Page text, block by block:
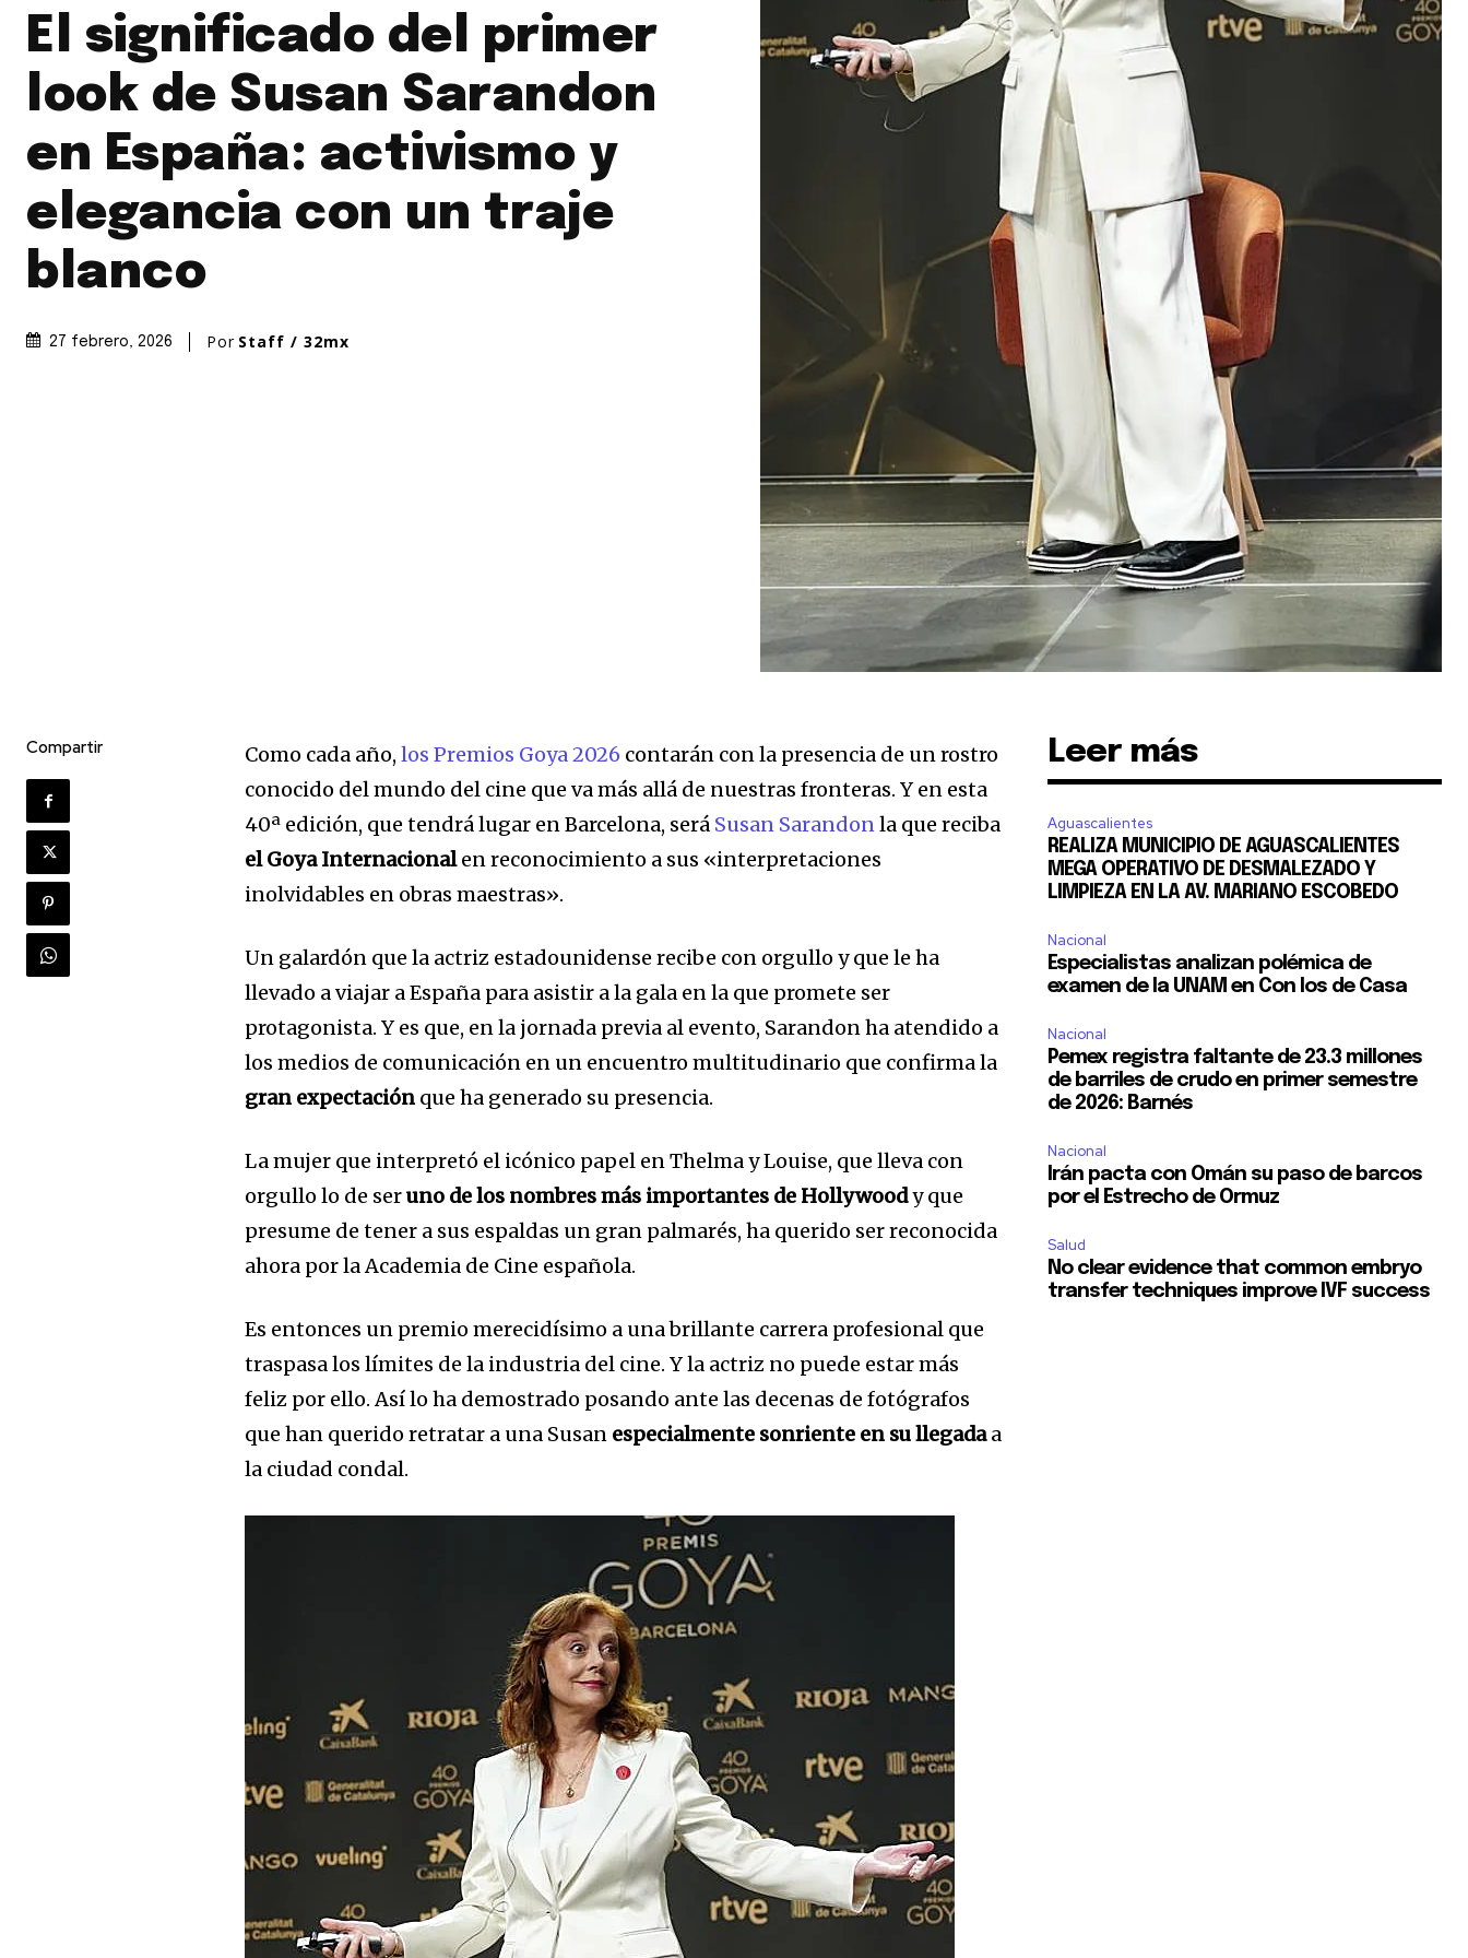
Únete a nuestra
comunidad de
la conversación.
Para suscribirte, solo escribe tu dirección de correo eletrónico y da
click en el botón de "suscribir". No te preocupes, respetamos tu
privacidad y no enviaremos correo basura a tu INBOX. Tu información
está segura con nosotros.
Acepto la
32,214
Seguidores
El significado del primer
look de Susan Sarandon
en España: activismo y
elegancia con un traje
blanco
27 febrero, 2026 Por Staff / 32mx
Compartir Como cada año, los Premios Goya 2026 contarán con la presencia de un rostro
conocido del mundo del cine que va más allá de nuestras fronteras. Y en esta
40ª edición, que tendrá lugar en Barcelona, será Susan Sarandonla que reciba
el Goya Internacionalen reconocimiento a sus «interpretaciones
inolvidables en obras maestras».
Un galardón que la actriz estadounidense recibe con orgullo y que le ha
llevado a viajar a España para asistir a la gala en la que promete ser
protagonista. Y es que, en la jornada previa al evento, Sarandon ha atendido a
los medios de comunicación en un encuentro multitudinario que confirma la
gran expectación que ha generado su presencia.
La mujer que interpretó el icónico papel en Thelma y Louise, que lleva con
orgullo lo de seruno de los nombres más importantes de Hollywoody que
presume de tener a sus espaldas un gran palmarés, ha querido ser reconocida
ahora por la Academia de Cine española.
Es entonces un premio merecidísimo a una brillante carrera profesional que
traspasa los límites de la industria del cine. Y la actriz no puede estar más
feliz por ello. Así lo ha demostrado posando ante las decenas de fotógrafos
que han querido retratar a una Susan especialmente sonriente en su llegadaa
la ciudad condal.
Leer más
Aguascalientes
REALIZA MUNICIPIO DE AGUASCALIENTES
MEGA OPERATIVO DE DESMALEZADO Y
LIMPIEZA EN LA AV. MARIANO ESCOBEDO
Nacional
Especialistas analizan polémica de
examen de la UNAM en Con los de Casa
Nacional
Pemex registra faltante de 23.3 millones
de barriles de crudo en primer semestre
de 2026: Barnés
Nacional
Irán pacta con Omán su paso de barcos
por el Estrecho de Ormuz
Salud
No clear evidence that common embryo
transfer techniques improve IVF success